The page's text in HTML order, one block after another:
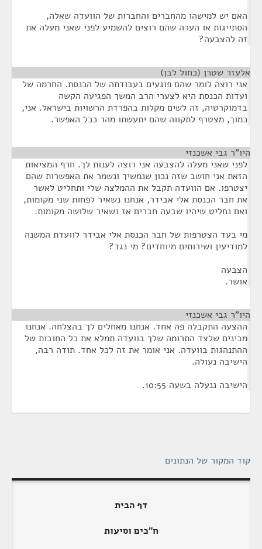
האם יש למישהו מהחברים והחברות של הוועדה שאלה,
הסתייגות או הערה שהם רוצים להשמיע לפני שאני מעלה את
זה להצבעה?
אלעזר שטרן (כחול לבן)
אני רוצה לומר שהם פוגעים בעבודתה של הכנסת. החרמה של
ועדות הכנסת היא לצערי הרב המשך הפגיעה הקשה
בדמוקרטיה, זה לשים מקלות בהפרדת הרשויות בישראל. אני,
כמוך, מצטרף לתקווה שהם יתעשתו מהר ככל האפשר.
היו"ר גבי אשכנזי
לפני שאני מעלה להצבעה אני רוצה לענות לך. חרף המציאות
הזאת אני חושב שזה נכון שנמשיך ונשמר את האפשרות שהם
יצטרפו. אם הוועדה תקבל את ההמלצה שלי ותחליט לאשר
את חבר הכנסת אלי אבידר, אנחנו נשאיר לפחות שני מקומות,
ואם נחליט שיהיו שבעה חברים אז נשאיר שלושה מקומות.
מי בעד הצטרפות של חבר הכנסת אלי אבידר לוועדת המשנה
למודיעין ושירותים מיוחדים? מי נגד?
הצבעה
אושר.
היו"ר גבי אשכנזי
ההצעה התקבלה פה אחד. אנחנו מאחלים לך בהצלחה. אנחנו
מבינים שלצד התרומה שלך בוועדה תמלא את כל החובות של
ההתנהגות בוועדה. אני אומר את זה לכל אחד. תודה רבה,
הישיבה נעולה.
הישיבה ננעלה בשעה 10:55.
קוד המקור של הנתונים
דף הבית
ח"כים וסיעות